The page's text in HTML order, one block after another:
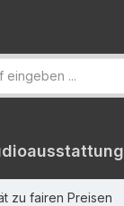
zu fairen Preisen